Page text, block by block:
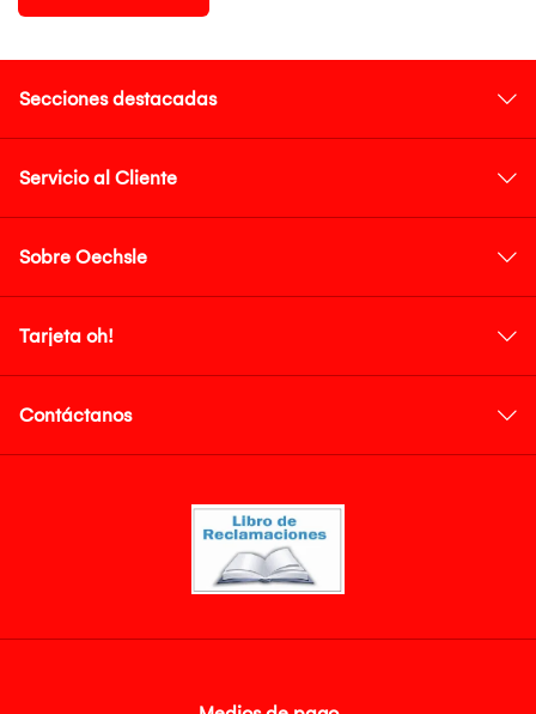
Secciones destacadas
Servicio al Cliente
Sobre Oechsle
Tarjeta oh!
Contáctanos